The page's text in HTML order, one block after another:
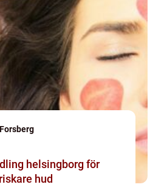
helsingborg för
hud